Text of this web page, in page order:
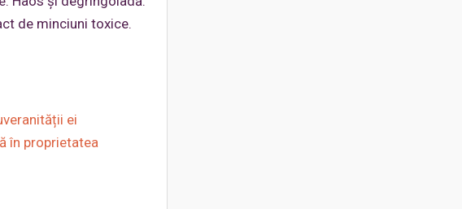
de minciuni toxice.
ei
în proprietatea